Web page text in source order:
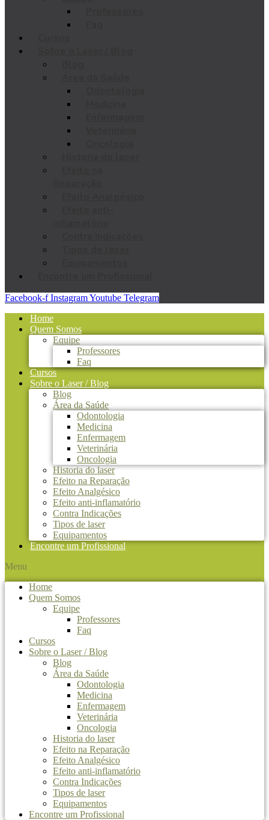
Facebook-f InstagramYoutube Telegram
Home
Quem Somos
Equipe
Professores
Faq
Cursos
Sobre o Laser / Blog
Blog
Área da Saúde
Odontologia
Medicina
Enfermagem
Veterinária
Oncologia
Historia do laser
Efeito na Reparação
Efeito Analgésico
Efeito anti-inflamatório
Contra Indicações
Tipos de laser
Equipamentos
Encontre um Profissional
Menu
Home
Quem Somos
Equipe
Professores
Faq
Cursos
Sobre o Laser / Blog
Blog
Área da Saúde
Odontologia
Medicina
Enfermagem
Veterinária
Oncologia
Historia do laser
Efeito na Reparação
Efeito Analgésico
Efeito anti-inflamatório
Contra Indicações
Tipos de laser
Equipamentos
Encontre um Profissional